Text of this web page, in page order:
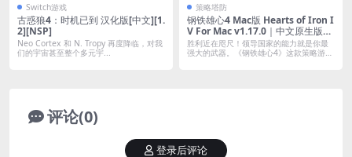
Switch游戏
古惑狼4：时机已到 汉化版[中文][1.
2][NSP]
Neo Cortex 和 N. Tropy 再度降临，对我
们的宇宙甚至整个多元宇...
策略塔防
钢铁雄心4 Mac版 Hearts of Iron I
V For Mac v1.17.0｜中文原生版｜
含全DLC
胜利近在咫尺！领导国家的能力就是你最
强大的武器。《钢铁雄心4》这款策略游戏
评论(0)
登录后评论